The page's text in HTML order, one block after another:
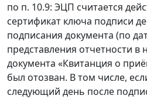
по п. 10.9: ЭЦП считается
сертификат ключа подписи
подписания документа (по
представления отчетности в
документа «Квитанция о
был отозван. В том числе,
следующий день после